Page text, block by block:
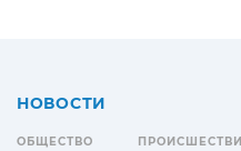
НОВОСТИ
ОБЩЕСТВО